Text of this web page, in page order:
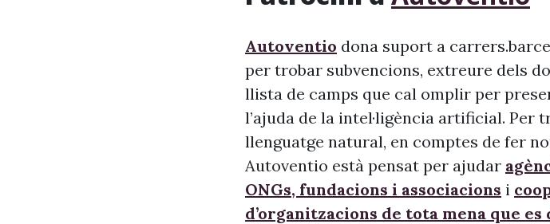
Autoventio dona suport a
per trobar subvencions, extreure dels
llista de camps que cal omplir per
l’ajuda de la intel·ligència artificial. Per
llenguatge natural, en comptes de fer
Autoventio està pensat per ajudar
ONGs, fundacions i associacions i
d’organitzacions de tota mena que